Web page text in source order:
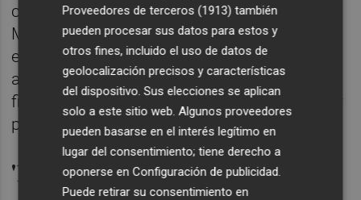
colaboración de la Federación Española de
Municipios y Provincias, jornadas de
encuentro con todos los municipios
adheridos a #MiPuebloSinBasuraleza con el
fin de tratar el problema de forma conjunta y
proponer soluciones.
'1m2 contra la basuraleza'
Proveedores de terceros (1913) también
pueden procesar sus datos para estos y
otros fines, incluido el uso de datos de
geolocalización precisos y características
del dispositivo. Sus elecciones se aplican
solo a este sitio web. Algunos proveedores
pueden basarse en el interés legítimo en
lugar del consentimiento; tiene derecho a
oponerse enConfiguración de publicidad.
Puede retirar su consentimiento en